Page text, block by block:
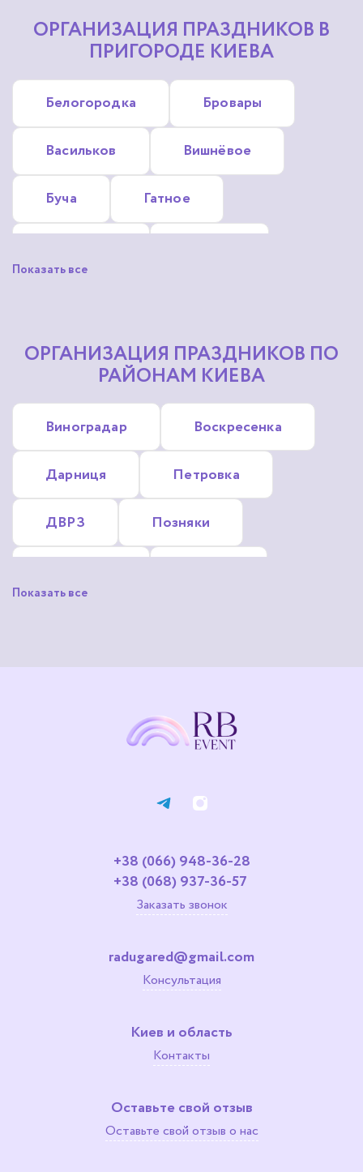
ОРГАНИЗАЦИЯ ПРАЗДНИКОВ В
ПРИГОРОДЕ КИЕВА
Белогородка Бровары
Васильков Вишнёвое
Буча Гатное
Софиевская Борщаговка
Крюковщина
Новые Петровцы
Показать все
ОРГАНИЗАЦИЯ ПРАЗДНИКОВ ПО
РАЙОНАМ КИЕВА
Виноградар Воскресенка
Дарниця Петровка
ДВРЗ Позняки
Жуляны
Показать все
+38 (066) 948-36-28
+38 (068) 937-36-57
Заказать звонок
radugared@gmail.com
Консультация
Киев и область
Контакты
Оставьте свой отзыв
Оставьте свой отзыв о нас